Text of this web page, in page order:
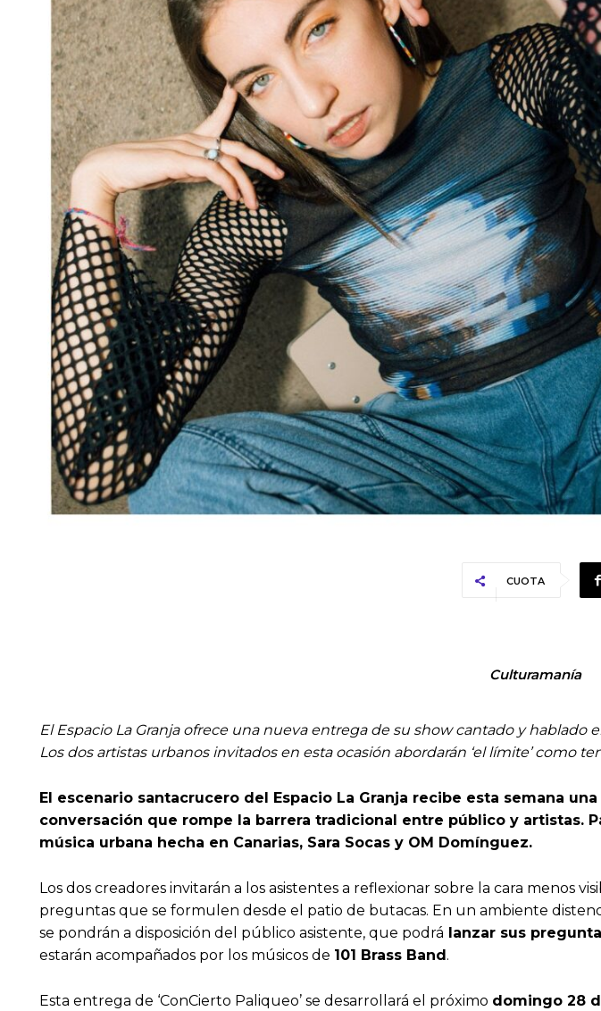
CUOTA
Culturamanía
El Espacio La Granja ofrece una nueva entrega de su show cantado y hablado
Los dos artistas urbanos invitados en esta ocasión abordarán ‘el límite’ como
El escenario santacrucero del Espacio La Granja recibe esta semana
conversación que rompe la barrera tradicional entre público y artistas.
música urbana hecha en Canarias, Sara Socas y OM Domínguez.
Los dos creadores invitarán a los asistentes a reflexionar sobre la cara menos
preguntas que se formulen desde el patio de butacas. En un ambiente
se pondrán a disposición del público asistente, que podrá lanzar sus
estarán acompañados por los músicos de 101 Brass Band.
Esta entrega de ‘ConCierto Paliqueo’ se desarrollará el próximo domingo 28